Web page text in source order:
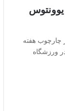
چارچوب هفته
ورزشگاه